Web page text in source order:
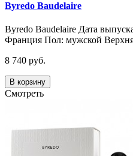
Byredo Baudelaire
Byredo Baudelaire Дата
Франция Пол: мужской
8 740 руб.
В корзину
Смотреть